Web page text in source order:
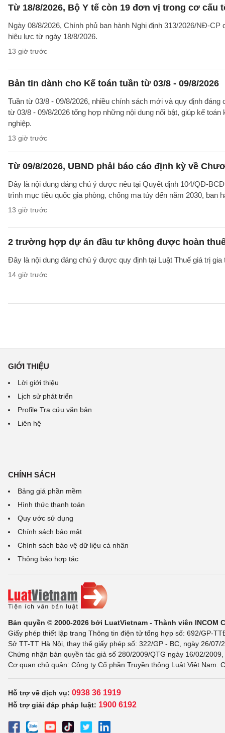
Từ 18/8/2026, Bộ Y tế còn 19 đơn vị trong cơ cấu
Ngày 08/8/2026, Chính phủ ban hành Nghị định 313/2026/NĐ-
hiệu lực từ ngày 18/8/2026.
13 giờ trước
Bản tin dành cho Kế toán tuần từ 03/8 - 09/8/2026
Tuần từ 03/8 - 09/8/2026, nhiều chính sách mới và quy định
từ 03/8 - 09/8/2026 tổng hợp những nội dung nổi bật, giúp kế
nghiệp.
13 giờ trước
Từ 09/8/2026, UBND phải báo cáo định kỳ về
Đây là nội dung đáng chú ý được nêu tại Quyết định 104/QĐ-
trình mục tiêu quốc gia phòng, chống ma túy đến năm 2030, ban
13 giờ trước
2 trường hợp dự án đầu tư không được hoàn
Đây là nội dung đáng chú ý được quy định tại Luật Thuế giá trị
14 giờ trước
GIỚI THIỆU
Lời giới thiệu
Lịch sử phát triển
Profile Tra cứu văn bản
Liên hệ
CHÍNH SÁCH
Bảng giá phần mềm
Hình thức thanh toán
Quy ước sử dụng
Chính sách bảo mật
Chính sách bảo vệ dữ liệu cá nhân
Thông báo hợp tác
Bản quyền © 2000-2026 bởi LuatVietnam - Thành viên INCOM
Giấy phép thiết lập trang Thông tin điện tử tổng hợp số: 692/GP-
Sở TT-TT Hà Nội, thay thế giấy phép số: 322/GP - BC, ngày 26/
Chứng nhận bản quyền tác giả số 280/2009/QTG ngày 16/02/
Cơ quan chủ quản: Công ty Cổ phần Truyền thông Luật Việt Nam.
Hỗ trợ về dịch vụ: 0938 36 1919
Hỗ trợ giải đáp pháp luật: 1900 6192